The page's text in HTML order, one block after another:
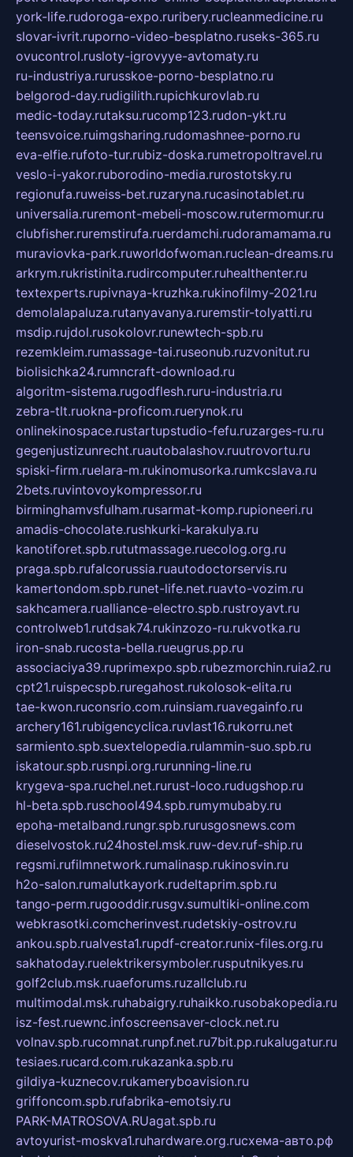
york-life.rudoroga-expo.ruribery.rucleanmedicine.ru
slovar-ivrit.ruporno-video-besplatno.ruseks-365.ru
ovucontrol.rusloty-igrovyye-avtomaty.ru
ru-industriya.rurusskoe-porno-besplatno.ru
belgorod-day.rudigilith.rupichkurovlab.ru
medic-today.rutaksu.rucomp123.rudon-ykt.ru
teensvoice.ruimgsharing.rudomashnee-porno.ru
eva-elfie.rufoto-tur.rubiz-doska.rumetropoltravel.ru
veslo-i-yakor.ruborodino-media.rurostotsky.ru
regionufa.ruweiss-bet.ruzaryna.rucasinotablet.ru
universalia.ruremont-mebeli-moscow.rutermomur.ru
clubfisher.ruremstirufa.ruerdamchi.rudoramamama.ru
muraviovka-park.ruworldofwoman.ruclean-dreams.ru
arkrym.rukristinita.rudircomputer.ruhealthenter.ru
textexperts.rupivnaya-kruzhka.rukinofilmy-2021.ru
demolalapaluza.rutanyavanya.ruremstir-tolyatti.ru
msdip.rujdol.rusokolovr.runewtech-spb.ru
rezemkleim.rumassage-tai.ruseonub.ruzvonitut.ru
biolisichka24.rumncraft-download.ru
algoritm-sistema.rugodflesh.ruru-industria.ru
zebra-tlt.ruokna-proficom.ruerynok.ru
onlinekinospace.rustartupstudio-fefu.ruzarges-ru.ru
gegenjustizunrecht.ruautobalashov.ruutrovortu.ru
spiski-firm.ruelara-m.rukinomusorka.rumkcslava.ru
2bets.ruvintovoykompressor.ru
birminghamvsfulham.rusarmat-komp.rupioneeri.ru
amadis-chocolate.rushkurki-karakulya.ru
kanotiforet.spb.rututmassage.ruecolog.org.ru
praga.spb.rufalcorussia.ruautodoctorservis.ru
kamertondom.spb.runet-life.net.ruavto-vozim.ru
sakhcamera.rualliance-electro.spb.rustroyavt.ru
controlweb1.rutdsak74.rukinzozo-ru.rukvotka.ru
iron-snab.rucosta-bella.rueugrus.pp.ru
associaciya39.ruprimexpo.spb.rubezmorchin.ruia2.ru
cpt21.ruispecspb.ruregahost.rukolosok-elita.ru
tae-kwon.ruconsrio.com.ruinsiam.ruavegainfo.ru
archery161.rubigencyclica.ruvlast16.rukorru.net
sarmiento.spb.suextelopedia.rulammin-suo.spb.ru
iskatour.spb.rusnpi.org.rurunning-line.ru
krygeva-spa.ruchel.net.rurust-loco.rudugshop.ru
hl-beta.spb.ruschool494.spb.rumymubaby.ru
epoha-metalband.rungr.spb.rurusgosnews.com
dieselvostok.ru24hostel.msk.ruw-dev.ruf-ship.ru
regsmi.rufilmnetwork.rumalinasp.rukinosvin.ru
h2o-salon.rumalutkayork.rudeltaprim.spb.ru
tango-perm.rugooddir.rusgv.sumultiki-online.com
webkrasotki.comcherinvest.rudetskiy-ostrov.ru
ankou.spb.rualvesta1.rupdf-creator.runix-files.org.ru
sakhatoday.ruelektrikersymboler.rusputnikyes.ru
golf2club.msk.ruaeforums.ruzallclub.ru
multimodal.msk.ruhabaigry.ruhaikko.rusobakopedia.ru
isz-fest.ruewnc.infoscreensaver-clock.net.ru
volnav.spb.rucomnat.runpf.net.ru7bit.pp.rukalugatur.ru
tesiaes.rucard.com.rukazanka.spb.ru
gildiya-kuznecov.rukameryboavision.ru
griffoncom.spb.rufabrika-emotsiy.ru
PARK-MATROSOVA.RUagat.spb.ru
avtoyurist-moskva1.ruhardware.org.ruсхема-авто.рф